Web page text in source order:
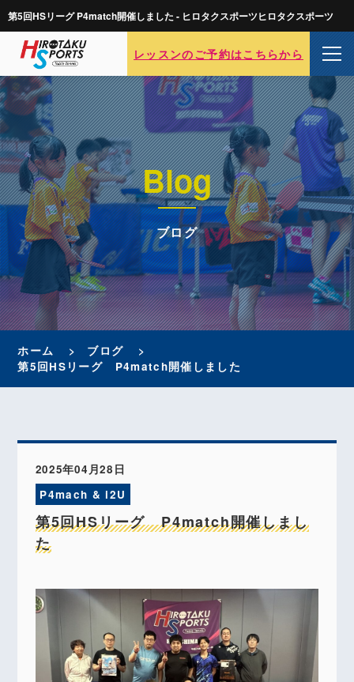
第5回HSリーグ P4match開催しました - ヒロタクスポーツヒロタクスポーツ
レッスンのご予約はこちらから
Blog
ブログ
ホーム
ブログ
第5回HSリーグ P4match開催しました
2025年04月28日
P4mach & i2U
第5回HSリーグ P4match開催しまし
た